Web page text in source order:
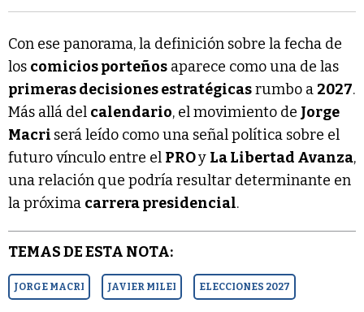
Con ese panorama, la definición sobre la fecha de
los comicios porteños aparece como una de las
primeras decisiones estratégicasrumbo a 2027.
Más allá del calendario, el movimiento de Jorge
Macri será leído como una señal política sobre el
futuro vínculo entre el PROy La Libertad Avanza,
una relación que podría resultar determinante en
la próxima carrera presidencial.
TEMAS DE ESTA NOTA:
JORGE MACRI JAVIER MILEI ELECCIONES 2027